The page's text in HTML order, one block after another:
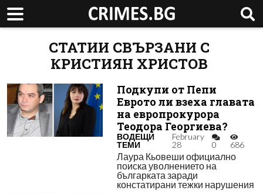
СТАТИИ СВЪРЗАНИ С
КРИСТИЯН ХРИСТОВ
Подкупи от Пепи
Еврото ли взеха главата
на европрокурора
Теодора Георгиева?
ВОДЕЩИ
ТЕМИ
February
28
0 686
Лаура Кьовеши официално
поиска уволнението на
българката заради
констатирани тежки нарушения